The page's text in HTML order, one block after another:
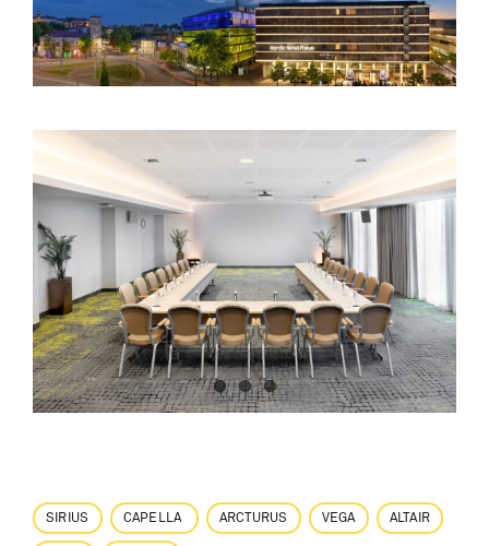
HOTELL
ASUKOHT
TOAD
RESTORAN
TEENUSED
BRONEERI TUBA
SIRIUS CAPELLA ARCTURUS VEGA ALTAIR